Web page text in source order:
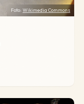
Foto: Wikimedia Commons